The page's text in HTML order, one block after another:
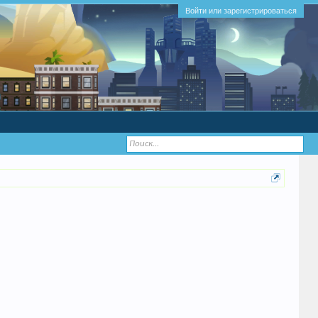
Войти или зарегистрироваться